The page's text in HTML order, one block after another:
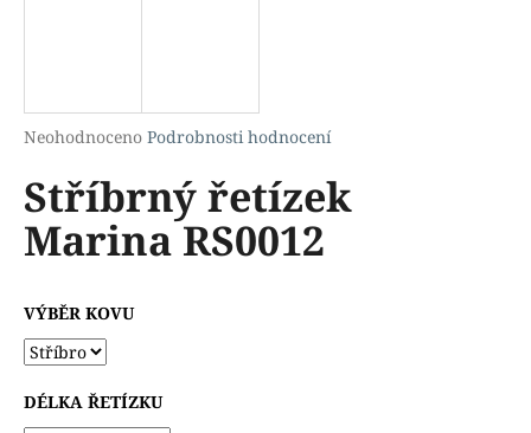
Průměrné
produktu
je
0,0
z
Neohodnoceno Podrobnosti hodnocení
Stříbrný řetízek
Marina RS0012
VÝBĚR KOVU
DÉLKA ŘETÍZKU
o
p
r
u
č
e
m
e